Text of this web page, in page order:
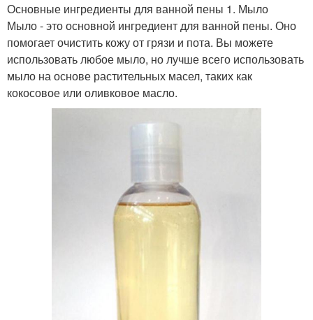
Основные ингредиенты для ванной пены 1. Мыло
Мыло - это основной ингредиент для ванной пены. Оно
помогает очистить кожу от грязи и пота. Вы можете
использовать любое мыло, но лучше всего использовать
мыло на основе растительных масел, таких как
кокосовое или оливковое масло.